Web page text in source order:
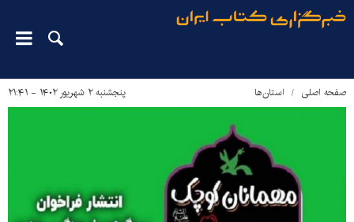
صفحه اصلی استان‌ها پنجشنبه ۲ شهریور ۱۴۰۲ - ۲۱:۴۱